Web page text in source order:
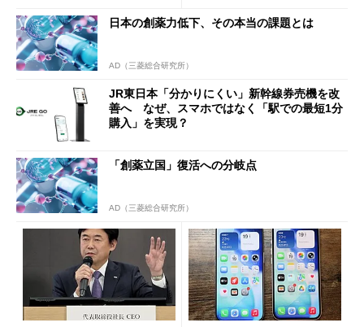
日本の創薬力低下、その本当の課題とは
AD（三菱総合研究所）
JR東日本「分かりにくい」新幹線券売機を改
善へ なぜ、スマホではなく「駅での最短1分
購入」を実現？
「創薬立国」復活への分岐点
AD（三菱総合研究所）